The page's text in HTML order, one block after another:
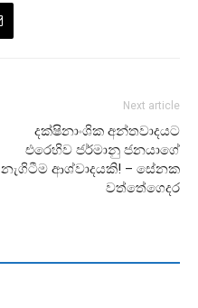
Next article
දක්ෂිනාංශික අන්තවාදයට
එරෙහිව ජර්මානු ජනයාගේ
නැගිටීම ආශ්වාදයකි! – සේනක
වත්තේගෙදර